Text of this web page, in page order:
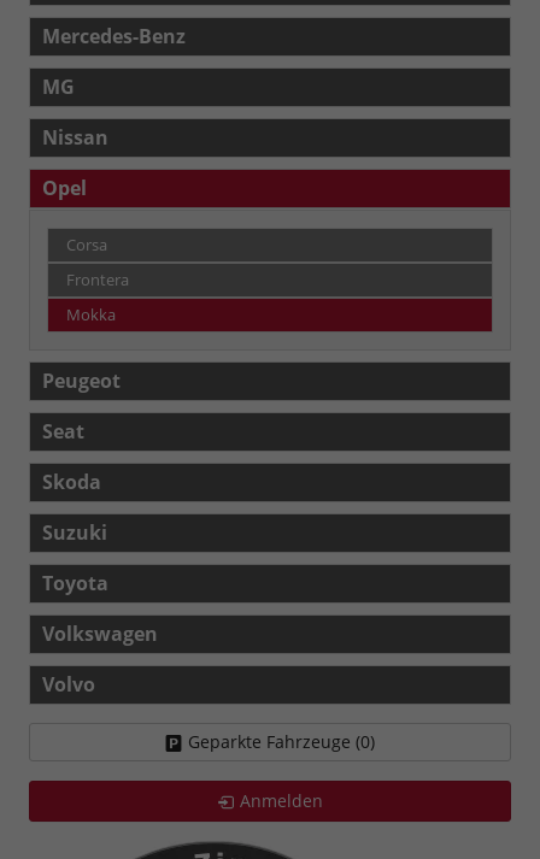
Mercedes-Benz
MG
Nissan
Opel
Corsa
Frontera
Mokka
Peugeot
Seat
Skoda
Suzuki
Toyota
Volkswagen
Volvo
Geparkte Fahrzeuge (0)
Anmelden